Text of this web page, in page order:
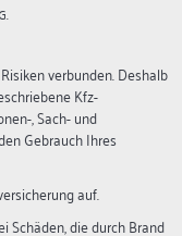
verbunden. Deshalb
Kfz-
, Sach- und
Gebrauch Ihres
auf.
Schäden, die durch Brand